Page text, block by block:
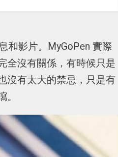
和影片。MyGoPen 實際
全沒有關係，有時候只是
沒有太大的禁忌，只是有